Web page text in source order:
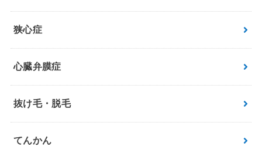
狭心症
心臓弁膜症
抜け毛・脱毛
てんかん